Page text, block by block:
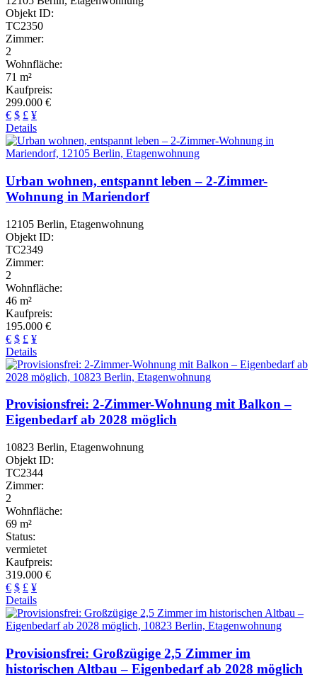
Objekt ID:
TC2350
Zimmer:
2
Wohnfläche:
71 m²
Kaufpreis:
299.000 €
€ $ £ ¥
Details
Urban wohnen, entspannt leben – 2-Zimmer-
Wohnung in Mariendorf
12105 Berlin, Etagenwohnung
Objekt ID:
TC2349
Zimmer:
2
Wohnfläche:
46 m²
Kaufpreis:
195.000 €
€ $ £ ¥
Details
Provisionsfrei: 2-Zimmer-Wohnung mit Balkon –
Eigenbedarf ab 2028 möglich
10823 Berlin, Etagenwohnung
Objekt ID:
TC2344
Zimmer:
2
Wohnfläche:
69 m²
Status:
vermietet
Kaufpreis:
319.000 €
€ $ £ ¥
Details
Provisionsfrei: Großzügige 2,5 Zimmer im
historischen Altbau – Eigenbedarf ab 2028 möglich